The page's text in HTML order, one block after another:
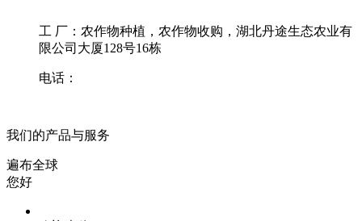
工 厂：农作物种植，农作物收购，湖北丹途生态农业有
限公司大厦128号16栋
电话：
我们的产品与服务
遍布全球
您好